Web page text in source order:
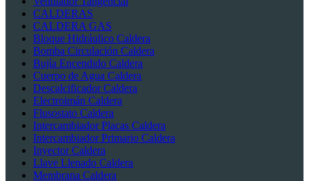
CALDERAS
CALDERA GAS
Bloque Hidráulico Caldera
Bomba Circulación Caldera
Bujía Encendido Caldera
Cuerpo de Agua Caldera
Descalcificador Caldera
Electroimán Caldera
Flusostato Caldera
Intercambiador Placas Caldera
Intercambiador Primario Caldera
Inyector Caldera
Llave Llenado Caldera
Membrana Caldera